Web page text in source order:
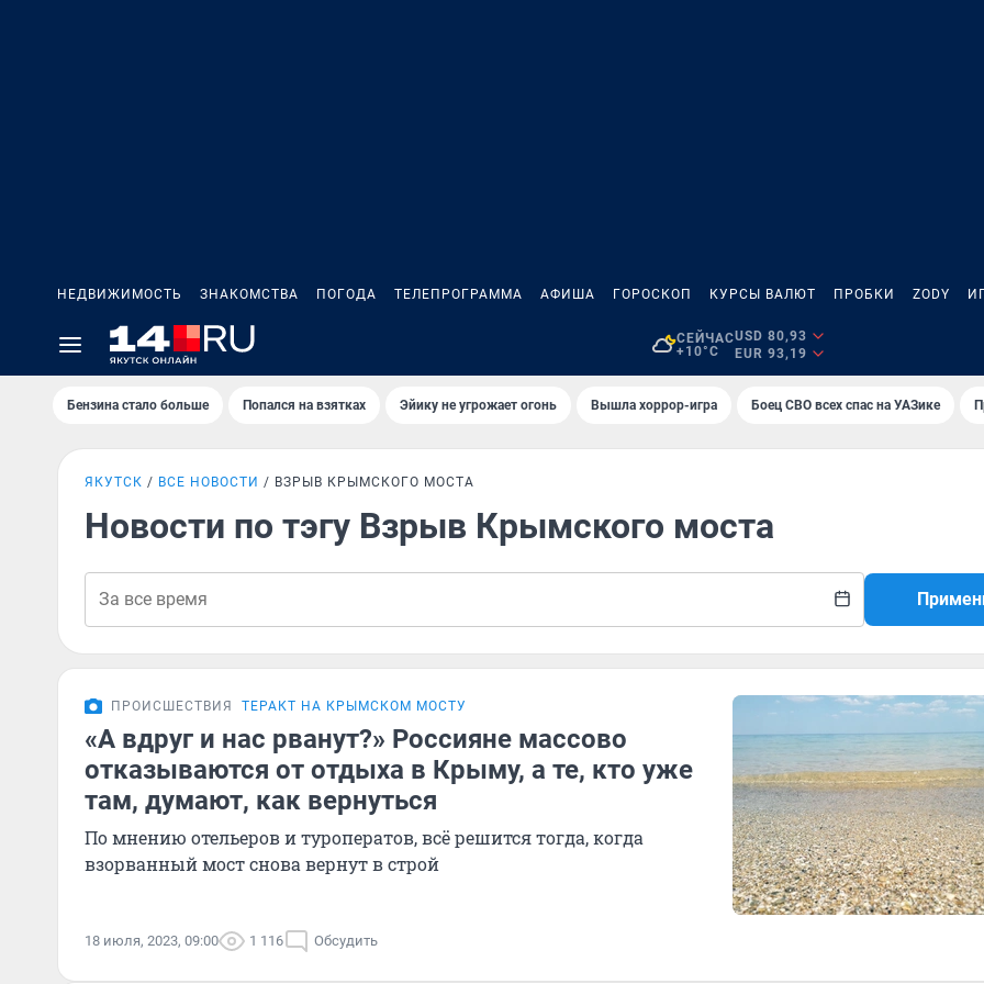
НЕДВИЖИМОСТЬ ЗНАКОМСТВА ПОГОДА ТЕЛЕПРОГРАММА АФИША ГОРОСКОП КУРСЫ ВАЛЮТ ПРОБКИ ZODY
СЕЙЧАС
+10°C
USD 80,93
EUR 93,19
Бензина стало больше Попался на взятках Эйику не угрожает огонь Вышла хоррор-игра Боец СВО всех спас на УАЗике
ЯКУТСК ВСЕ НОВОСТИ ВЗРЫВ КРЫМСКОГО МОСТА
Новости по тэгу Взрыв Крымского моста
ПРОИСШЕСТВИЯ ТЕРАКТ НА КРЫМСКОМ МОСТУ
«А вдруг и нас рванут?» Россияне массово
отказываются от отдыха в Крыму, а те, кто уже
там, думают, как вернуться
По мнению отельеров и туроператов, всё решится тогда, когда
взорванный мост снова вернут в строй
18 июля, 2023, 09:00 1 116 Обсудить